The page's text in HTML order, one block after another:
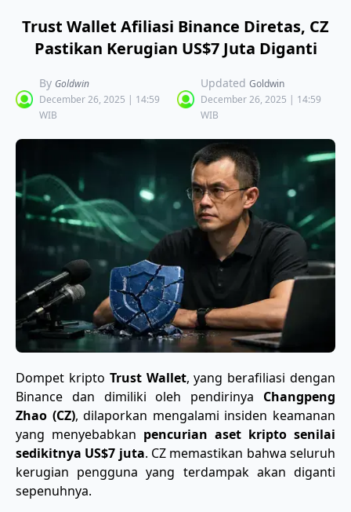
Trust Wallet Afiliasi Binance Diretas, CZ
Pastikan Kerugian US$7 Juta Diganti
By Goldwin
December 26, 2025 | 14:59
WIB
Updated Goldwin
December 26, 2025 | 14:59
WIB
Dompet kripto Trust Wallet, yang berafiliasi dengan
Binance dan dimiliki oleh pendirinya Changpeng
Zhao (CZ), dilaporkan mengalami insiden keamanan
yang menyebabkan pencurian aset kripto senilai
sedikitnya US$7 juta. CZ memastikan bahwa seluruh
kerugian pengguna yang terdampak akan diganti
sepenuhnya.